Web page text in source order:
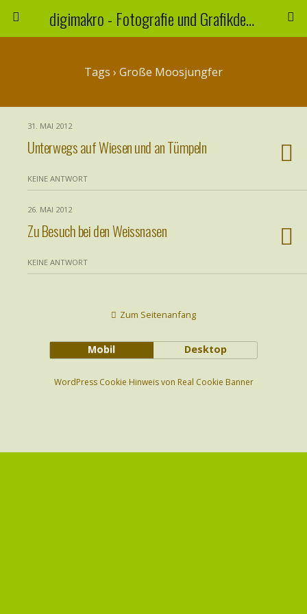
digimakro - Fotografie und Grafikdesign
Tags › Große Moosjungfer
31. MAI 2012
Unterwegs auf Wiesen und an Tümpeln
KEINE ANTWORT
26. MAI 2012
Zu Besuch bei den Weissnasen
KEINE ANTWORT
Zum Seitenanfang
Mobil Desktop
WordPress Cookie Hinweis von Real Cookie Banner